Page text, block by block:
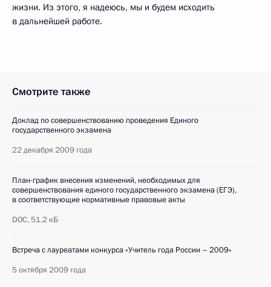
жизни. Из этого, я надеюсь, мы и будем исходить
в дальнейшей работе.
Смотрите также
Доклад по совершенствованию проведения Единого
государственного экзамена
22 декабря 2009 года
План-график внесения изменений, необходимых для
совершенствования единого государственного экзамена (ЕГЭ),
в соответствующие нормативные правовые акты
DOC,51.2 кБ
Встреча с лауреатами конкурса «Учитель года России – 2009»
5 октября 2009 года